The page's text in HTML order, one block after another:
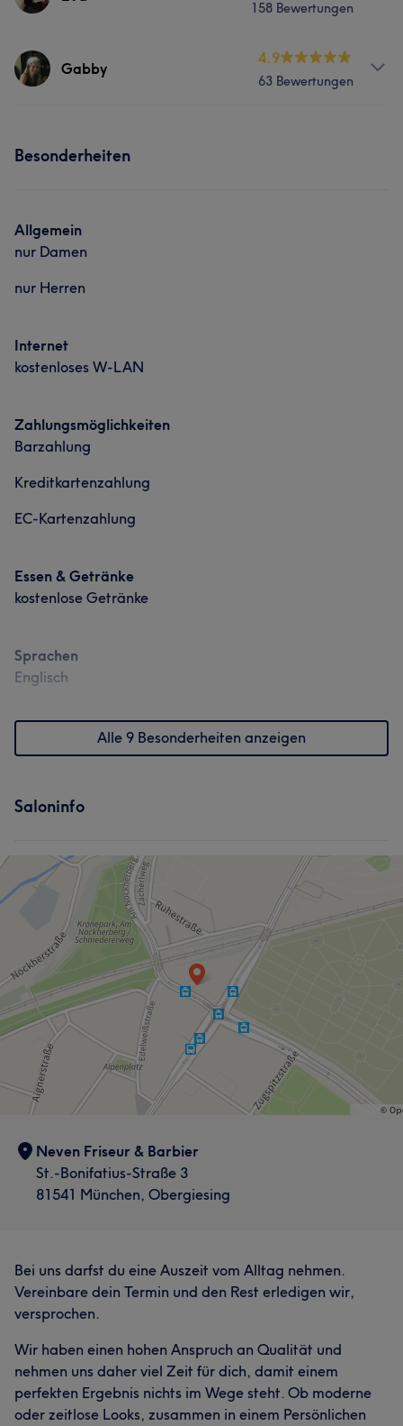
Was unsere Kunden über Neven sagen
Außergewöhnlich
158 Bewertungen
Services
Portfolio
Was unsere Kunden über Eva sagen
Professionell 17 Sympathisch 11
Gabby
4.9
63 Bewertungen
Was unsere Kunden über Gabby sagen
Besonderheiten
Allgemein
nur Damen
nur Herren
Internet
kostenloses W-LAN
Zahlungsmöglichkeiten
Barzahlung
Kreditkartenzahlung
EC-Kartenzahlung
Essen & Getränke
kostenlose Getränke
Sprachen
Englisch
Alle 9 Besonderheiten anzeigen
Saloninfo
Neven Friseur & Barbier
St.-Bonifatius-Straße 3
81541 München, Obergiesing
Bei uns darfst du eine Auszeit vom Alltag nehmen.
Vereinbare dein Termin und den Rest erledigen wir,
versprochen.
Wir haben einen hohen Anspruch an Qualität und
nehmen uns daher viel Zeit für dich, damit einem
perfekten Ergebnis nichts im Wege steht. Ob moderne
oder zeitlose Looks, zusammen in einem Persönlichen